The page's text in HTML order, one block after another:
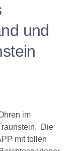
und
im
Die
mit tollen